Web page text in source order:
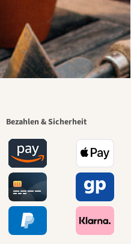
Bezahlen & Sicherheit